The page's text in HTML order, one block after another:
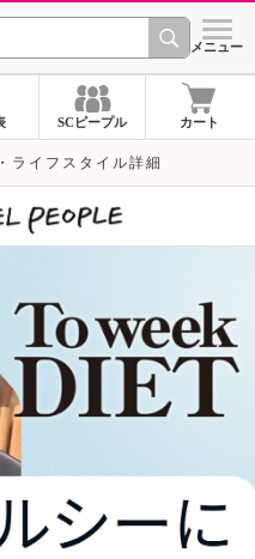
シメニュー
SCピープル カート
ライフスタイル詳細